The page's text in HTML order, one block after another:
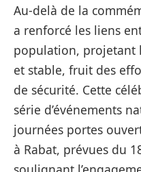
Au-delà de la
a renforcé les liens
population, projetant
et stable, fruit des
de sécurité. Cette
série d’événements
journées portes
à Rabat, prévues du